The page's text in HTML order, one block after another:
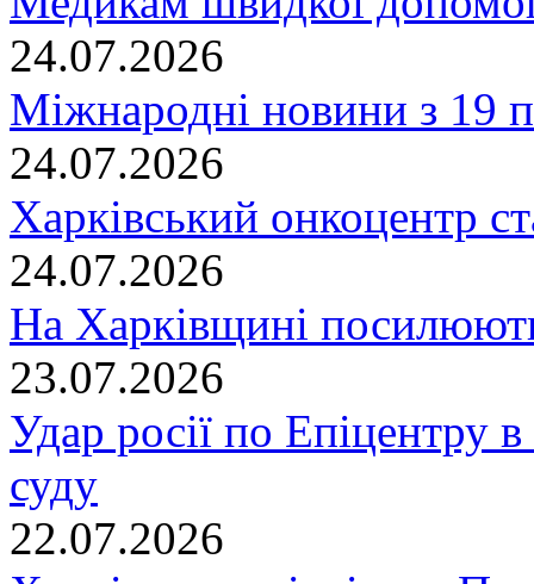
24.07.2026
Міжнародні новини з 19
24.07.2026
Харківський онкоцентр
24.07.2026
На Харківщині
23.07.2026
Удар росії по Епіцентру
суду
22.07.2026